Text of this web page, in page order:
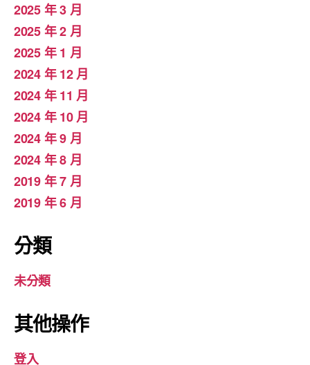
2025 年 3 月
2025 年 2 月
2025 年 1 月
2024 年 12 月
2024 年 11 月
2024 年 10 月
2024 年 9 月
2024 年 8 月
2019 年 7 月
2019 年 6 月
分類
未分類
其他操作
登入